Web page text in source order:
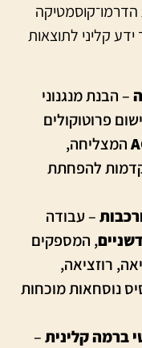
קליני לתוצאות
– הבנת מנגנוני
פרוטוקולים
המצליחה,
להפחתת
– עבודה
, המספקים
רוזציאה,
נוסחאות מוכחות
ברמה קלינית–